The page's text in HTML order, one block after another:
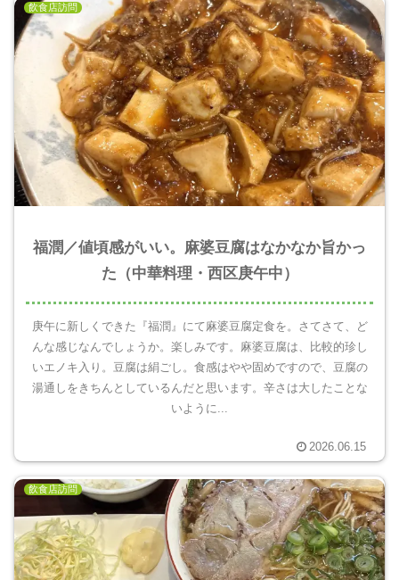
飲食店訪問
福潤／値頃感がいい。麻婆豆腐はなかなか旨かっ
た（中華料理・西区庚午中）
庚午に新しくできた『福潤』にて麻婆豆腐定食を。さてさて、ど
んな感じなんでしょうか。楽しみです。麻婆豆腐は、比較的珍し
いエノキ入り。豆腐は絹ごし。食感はやや固めですので、豆腐の
湯通しをきちんとしているんだと思います。辛さは大したことな
いように...
2026.06.15
飲食店訪問